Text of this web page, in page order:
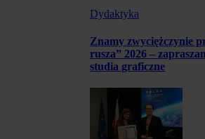
Dydaktyka
Znamy zwyciężczynie
rusza” 2026 –
studia graficzne